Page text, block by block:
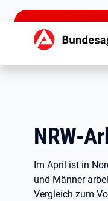
zu den Hauptinhalten
NRW-
Im April ist in
und Männer
Vergleich zum